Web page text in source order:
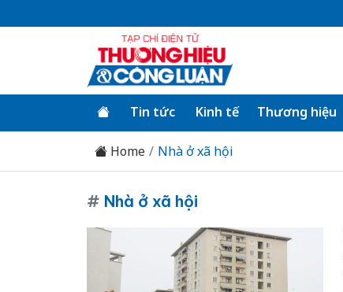
Tin tức Kinh tế Thương hiệu
Home Nhà ở xã hội
# Nhà ở xã hội